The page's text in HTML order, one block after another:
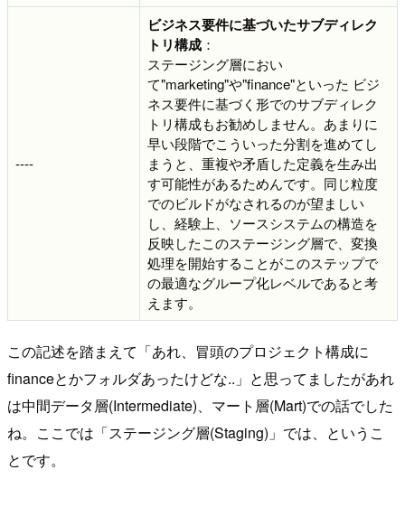
----
ビジネス要件に基づいたサブディレク
トリ構成 ：
ステージング層におい
て"marketing"や"finance"といった ビジ
ネス要件に基づく形でのサブディレク
トリ構成もお勧めしません。あまりに
早い段階でこういった分割を進めてし
まうと、重複や矛盾した定義を生み出
す可能性があるためんです。同じ粒度
でのビルドがなされるのが望ましい
し、経験上、ソースシステムの構造を
反映したこのステージング層で、変換
処理を開始することがこのステップで
の最適なグループ化レベルであると考
えます。
この記述を踏まえて「あれ、冒頭のプロジェクト構成に
financeとかフォルダあったけどな..」と思ってましたがあれ
は中間データ層(Intermediate)、マート層(Mart)での話でした
ね。ここでは「ステージング層(Staging)」では、というこ
とです。